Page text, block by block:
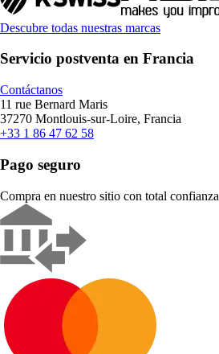
Descubre todas nuestras marcas
Servicio postventa en Francia
Contáctanos
11 rue Bernard Maris
37270 Montlouis-sur-Loire, Francia
+33 1 86 47 62 58
Pago seguro
Compra en nuestro sitio con total confianza